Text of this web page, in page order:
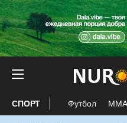
СПОРТ Футбол ММА